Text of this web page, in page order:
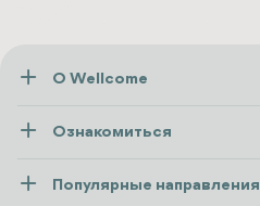
О Wellcome
Пресса
Ознакомиться
Wellness
Популярные направления
посмотреть все